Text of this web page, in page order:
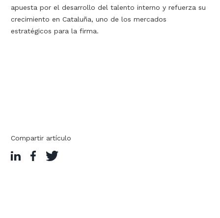
apuesta por el desarrollo del talento interno y refuerza su
crecimiento en Cataluña, uno de los mercados
estratégicos para la firma.
Compartir artículo